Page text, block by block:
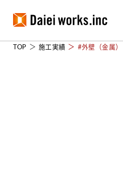
TOP 施工実績 #外壁（金属）